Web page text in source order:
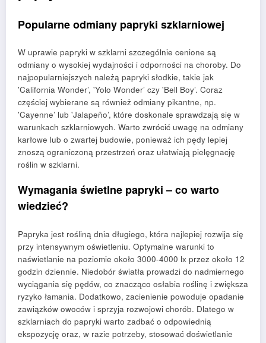
Popularne odmiany papryki szklarniowej
W uprawie papryki w szklarni szczególnie cenione są
odmiany o wysokiej wydajności i odporności na choroby. Do
najpopularniejszych należą papryki słodkie, takie jak
'California Wonder’, 'Yolo Wonder’ czy 'Bell Boy’. Coraz
częściej wybierane są również odmiany pikantne, np.
'Cayenne’ lub 'Jalapeño’, które doskonale sprawdzają się w
warunkach szklarniowych. Warto zwrócić uwagę na odmiany
karłowe lub o zwartej budowie, ponieważ ich pędy lepiej
znoszą ograniczoną przestrzeń oraz ułatwiają pielęgnację
roślin w szklarni.
Wymagania świetlne papryki – co warto
wiedzieć?
Papryka jest rośliną dnia długiego, która najlepiej rozwija się
przy intensywnym oświetleniu. Optymalne warunki to
naświetlanie na poziomie około 3000-4000 lx przez około 12
godzin dziennie. Niedobór światła prowadzi do nadmiernego
wyciągania się pędów, co znacząco osłabia roślinę i zwiększa
ryzyko łamania. Dodatkowo, zacienienie powoduje opadanie
zawiązków owoców i sprzyja rozwojowi chorób. Dlatego w
szklarniach do papryki warto zadbać o odpowiednią
ekspozycję oraz, w razie potrzeby, stosować doświetlanie